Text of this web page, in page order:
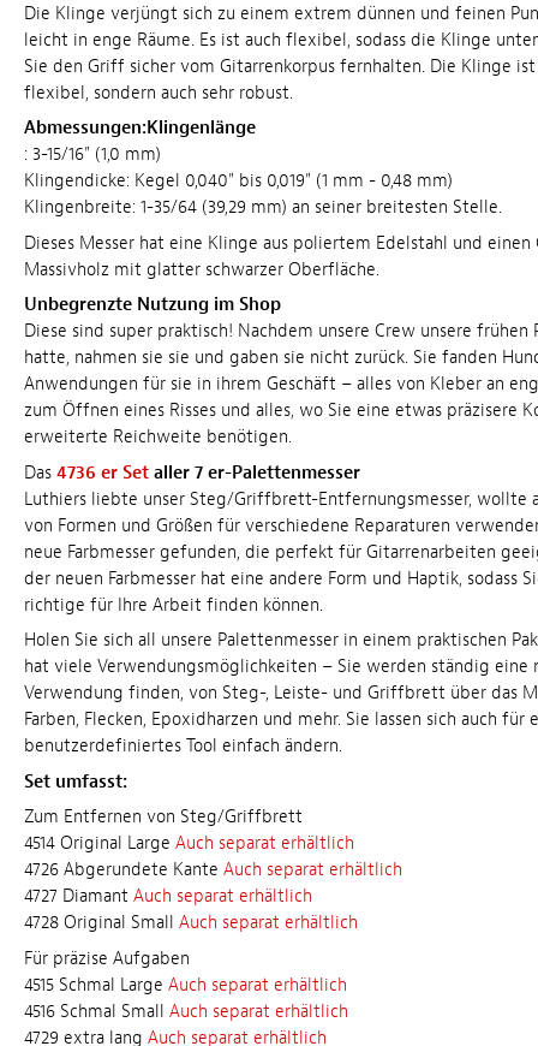
Die Klinge verjüngt sich zu einem extrem dünnen und feinen
leicht in enge Räume. Es ist auch flexibel, sodass die Klinge
Sie den Griff sicher vom Gitarrenkorpus fernhalten. Die Klinge
flexibel, sondern auch sehr robust.
Abmessungen:Klingenlänge
: 3-15/16" (1,0 mm)
Klingendicke: Kegel 0,040" bis 0,019" (1 mm - 0,48 mm)
Klingenbreite: 1-35/64 (39,29 mm) an seiner breitesten Stelle.
Dieses Messer hat eine Klinge aus poliertem Edelstahl und einen
Massivholz mit glatter schwarzer Oberfläche.
Unbegrenzte Nutzung im Shop
Diese sind super praktisch! Nachdem unsere Crew unsere frühen
hatte, nahmen sie sie und gaben sie nicht zurück. Sie fanden
Anwendungen für sie in ihrem Geschäft – alles von Kleber an
zum Öffnen eines Risses und alles, wo Sie eine etwas präzisere
erweiterte Reichweite benötigen.
Das 4736 er Set aller 7 er-Palettenmesser
Luthiers liebte unser Steg/Griffbrett-Entfernungsmesser, wollte
von Formen und Größen für verschiedene Reparaturen
neue Farbmesser gefunden, die perfekt für Gitarrenarbeiten
der neuen Farbmesser hat eine andere Form und Haptik, sodass
richtige für Ihre Arbeit finden können.
Holen Sie sich all unsere Palettenmesser in einem praktischen
hat viele Verwendungsmöglichkeiten – Sie werden ständig eine
Verwendung finden, von Steg-, Leiste- und Griffbrett über das
Farben, Flecken, Epoxidharzen und mehr. Sie lassen sich auch für
benutzerdefiniertes Tool einfach ändern.
Set umfasst:
Zum Entfernen von Steg/Griffbrett
4514 Original Large Auch separat erhältlich
4726 Abgerundete Kante Auch separat erhältlich
4727 Diamant Auch separat erhältlich
4728 Original Small Auch separat erhältlich
Für präzise Aufgaben
4515 Schmal Large Auch separat erhältlich
4516 Schmal Small Auch separat erhältlich
4729 extra lang Auch separat erhältlich